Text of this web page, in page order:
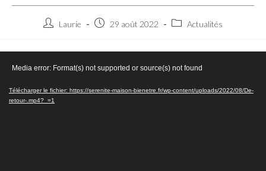
Auteur/autrice
Laurie
Publication
29 août 2022
PostActualités
Media error: Format(s) not supported or source(s) not found
Télécharger le fichier: https://serenite-maison-bienetre.fr/wp-content/uploads/2022/08/De-
retour-.mp4?_=1